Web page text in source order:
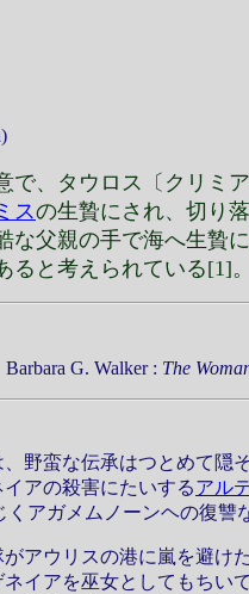
)
、タウロス〔クリミ
スの生贄にされ、切り
な父親の手で海へ生贄
ると考えられている[1]
Barbara G. Walker : The
野蛮な伝承はつとめて隠
アの殺害にたいするアル
くアガメムノーンヘの復讐
アウリスの港に嵐を避け
イアを巫女としてもちい